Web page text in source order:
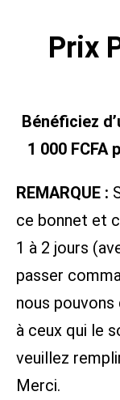
Prix
Bénéficiez
1 000 FCFA
REMARQUE :
ce bonnet et
1 à 2 jours
passer
nous
à ceux qui le
veuillez
Merci.